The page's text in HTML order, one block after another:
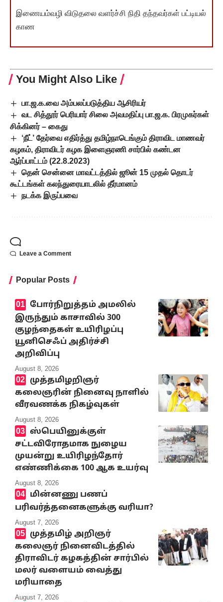
இணையம்வழி விடுதலை வளர்ச்சி நிதி தந்தவர்கள் பட்டியல்
காண
You Might Also Like
பா.ஜ.க.வை அம்பலப்படுத்திய ஆசிரியர்
வட சித்தூர் பெரியார் சிலை அவமதிப்பு பா.ஜ.க. பிரமுகர்கள்
சிக்கினர் – கைது
‘நீட்’ தேர்வை எதிர்த்து தமிழ்நாடெங்கும் திராவிட மாணவர்
கழகம், திராவிடர் கழக இளைஞரணி சார்பில் கண்டன
ஆர்ப்பாட்டம் (22.8.2023)
தென் சென்னை மாவட்டத்தில் ஜூன் 15 முதல் தொடர்
கூட்டங்கள் கலந்துரையாடலில் தீர்மானம்
நடக்க இருப்பவை
Leave a Comment
Popular Posts
போர்நிறுத்தம் அமலில்
இருந்தும் காசாவில் 300
குழந்தைகள் உயிரிழப்பு
யூனிசெஃப் அதிர்ச்சி
அறிவிப்பு
August 8, 2026
முத்தமிழறிஞர்
கலைஞரின் நினைவு நாளில்
வீரவணக்க நிகழ்வுகள்
August 8, 2026
ஸ்பெயினுக்குள்
சட்டவிரோதமாக நுழைய
முயன்று உயிரிழந்தோர்
எண்ணிக்கை 100 ஆக உயர்வு
August 8, 2026
மின்னணு பணப்
பரிவர்த்தனைகளுக்கு வரியா?
August 7, 2026
முத்தமிழ் அறிஞர்
கலைஞர் நினைவிடத்தில்
திராவிடர் கழகத்தின் சார்பில்
மலர் வளையம் வைத்து
மரியாதை
August 7, 2026